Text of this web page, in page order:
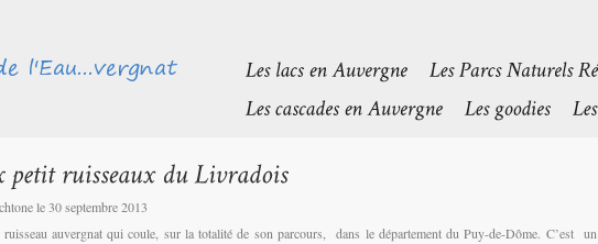
le 30 septembre 2013
auvergnat qui coule, sur la totalité de son parcours, dans le département du Puy-de-Dôme. C’est un